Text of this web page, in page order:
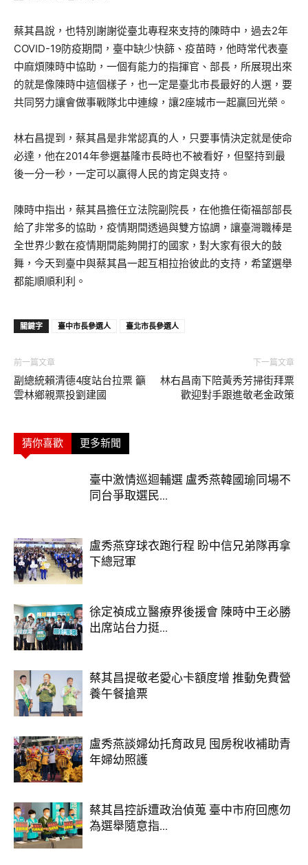
蔡其昌說，也特別謝謝從臺北專程來支持的陳時中，過去2年
COVID-19防疫期間，臺中缺少快篩、疫苗時，他時常代表臺
中麻煩陳時中協助，一個有能力的指揮官、部長，所展現出來
的就是像陳時中這個樣子，也一定是臺北市長最好的人選，要
共同努力讓會做事戰隊北中連線，讓2座城市一起贏回光榮。
林右昌提到，蔡其昌是非常認真的人，只要事情決定就是使命
必達，他在2014年參選基隆市長時也不被看好，但堅持到最
後一分一秒，一定可以贏得人民的肯定與支持。
陳時中指出，蔡其昌擔任立法院副院長，在他擔任衛福部部長
給了非常多的協助，疫情期間透過與雙方協調，讓臺灣職棒是
全世界少數在疫情期間能夠開打的國家，對大家有很大的鼓
舞，今天到臺中與蔡其昌一起互相拉抬彼此的支持，希望選舉
都能順順利利。
關鍵字 臺中市長參選人 臺北市長參選人
前一篇文章
副總統賴清德4度站台拉票 籲
雲林鄉親票投劉建國
下一篇文章
林右昌南下陪黃秀芳掃街拜票
歡迎對手跟進敬老金政策
猜你喜歡 更多新聞
臺中激情巡迴輔選 盧秀燕韓國瑜同場不
同台爭取選民...
盧秀燕穿球衣跑行程 盼中信兄弟隊再拿
下總冠軍
徐定禎成立醫療界後援會 陳時中王必勝
出席站台力挺...
蔡其昌提敬老愛心卡額度增 推動免費營
養午餐搶票
盧秀燕談婦幼托育政見 囤房稅收補助青
年婦幼照護
蔡其昌控訴遭政治偵蒐 臺中市府回應勿
為選舉隨意指...